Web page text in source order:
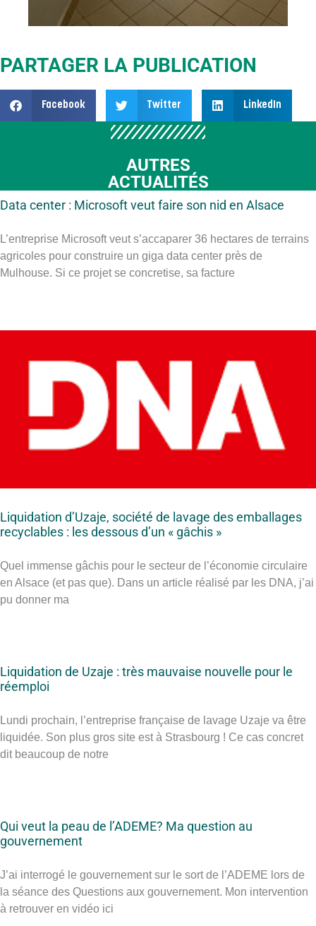
PARTAGER LA PUBLICATION
Facebook Twitter LinkedIn
AUTRES
ACTUALITÉS
Data center : Microsoft veut faire son nid en Alsace
L’entreprise Microsoft veut s’accaparer 36 hectares de terrains
agricoles pour construire un giga data center près de
Mulhouse. Si ce projet se concretise, sa facture
Liquidation d’Uzaje, société de lavage des emballages
recyclables : les dessous d’un « gâchis »
Quel immense gâchis pour le secteur de l’économie circulaire
en Alsace (et pas que). Dans un article réalisé par les DNA, j’ai
pu donner ma
Liquidation de Uzaje : très mauvaise nouvelle pour le
réemploi
Lundi prochain, l’entreprise française de lavage Uzaje va être
liquidée. Son plus gros site est à Strasbourg ! Ce cas concret
dit beaucoup de notre
Qui veut la peau de l’ADEME? Ma question au
gouvernement
J’ai interrogé le gouvernement sur le sort de l’ADEME lors de
la séance des Questions aux gouvernement. Mon intervention
à retrouver en vidéo ici